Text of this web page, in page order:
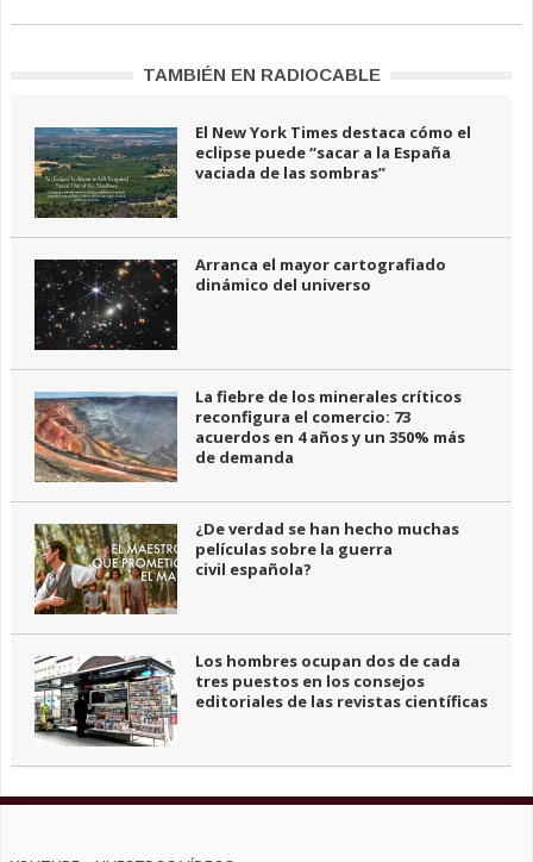
TAMBIÉN EN RADIOCABLE
El New York Times destaca cómo el
eclipse puede “sacar a la España
vaciada de las sombras”
Arranca el mayor cartografiado
dinámico del universo
La fiebre de los minerales críticos
reconfigura el comercio: 73
acuerdos en 4 años y un 350% más
de demanda
¿De verdad se han hecho muchas
películas sobre la guerra
civil española?
Los hombres ocupan dos de cada
tres puestos en los consejos
editoriales de las revistas científicas